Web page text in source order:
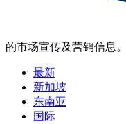
的市场宣传及营销信息。
最新
新加坡
东南亚
国际